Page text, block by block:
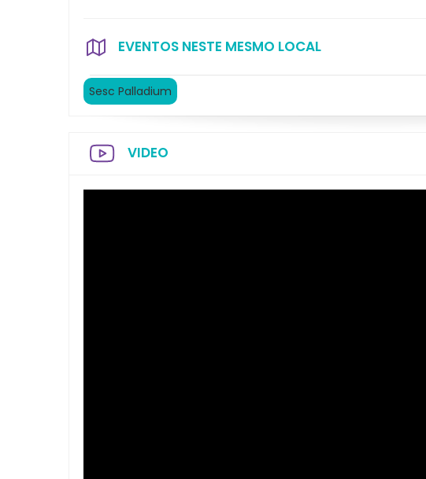
EVENTOS NESTE MESMO LOCAL
Sesc Palladium
VIDEO